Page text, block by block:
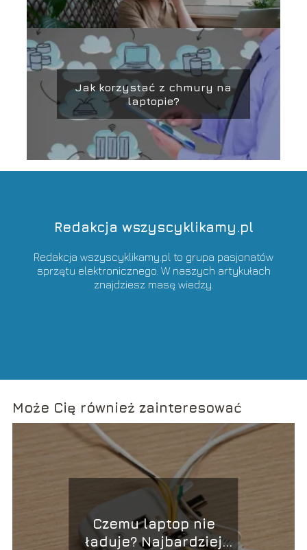
Jak korzystać z chmury na
laptopie?
Redakcja wszyscyklikamy.pl
Redakcja wszyscyklikamy.pl to grupa pasjonatów
sprzętu elektronicznego. W naszych artykułach
znajdziesz masę wiedzy.
Może Cię również zainteresować
Czemu laptop nie
ładuje? Najbardziej